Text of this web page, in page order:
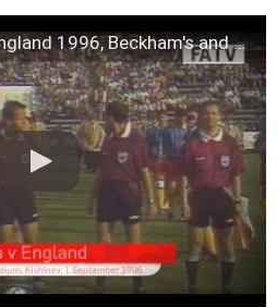
REPLAY: Moldova vs England 1996, Beckham's and Hoddle's debut